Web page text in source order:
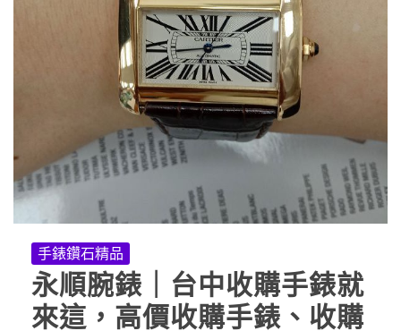
手錶鑽石精品
永順腕錶｜台中收購手錶就
來這，高價收購手錶、收購